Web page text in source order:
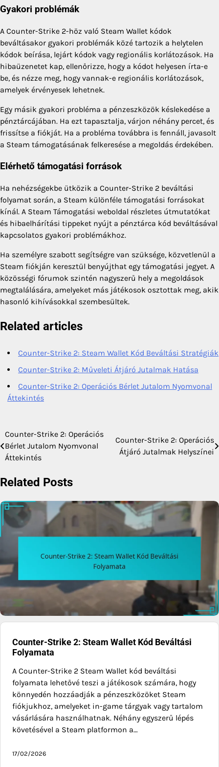
Gyakori problémák
A Counter-Strike 2-höz való Steam Wallet kódok
beváltásakor gyakori problémák közé tartozik a helytelen
kódok beírása, lejárt kódok vagy regionális korlátozások. Ha
hibaüzenetet kap, ellenőrizze, hogy a kódot helyesen írta-e
be, és nézze meg, hogy vannak-e regionális korlátozások,
amelyek érvényesek lehetnek.
Egy másik gyakori probléma a pénzeszközök késlekedése a
pénztárcájában. Ha ezt tapasztalja, várjon néhány percet, és
frissítse a fiókját. Ha a probléma továbbra is fennáll, javasolt
a Steam támogatásának felkeresése a megoldás érdekében.
Elérhető támogatási források
Ha nehézségekbe ütközik a Counter-Strike 2 beváltási
folyamat során, a Steam különféle támogatási forrásokat
kínál. A Steam Támogatási weboldal részletes útmutatókat
és hibaelhárítási tippeket nyújt a pénztárca kód beváltásával
kapcsolatos gyakori problémákhoz.
Ha személyre szabott segítségre van szüksége, közvetlenül a
Steam fiókján keresztül benyújthat egy támogatási jegyet. A
közösségi fórumok szintén nagyszerű hely a megoldások
megtalálására, amelyeket más játékosok osztottak meg, akik
hasonló kihívásokkal szembesültek.
Related articles
Counter-Strike 2: Steam Wallet Kód Beváltási Stratégiák
Counter-Strike 2: Műveleti Átjáró Jutalmak Hatása
Counter-Strike 2: Operációs Bérlet Jutalom Nyomvonal
Áttekintés
Post
navigation
Counter-Strike 2: Operációs
Bérlet Jutalom Nyomvonal
Áttekintés
Counter-Strike 2: Operációs
Átjáró Jutalmak Helyszínei
Related Posts
Counter-Strike 2: Steam Wallet Kód Beváltási
Folyamata
A Counter-Strike 2 Steam Wallet kód beváltási
folyamata lehetővé teszi a játékosok számára, hogy
könnyedén hozzáadják a pénzeszközöket Steam
fiókjukhoz, amelyeket in-game tárgyak vagy tartalom
vásárlására használhatnak. Néhány egyszerű lépés
követésével a Steam platformon a…
17/02/2026